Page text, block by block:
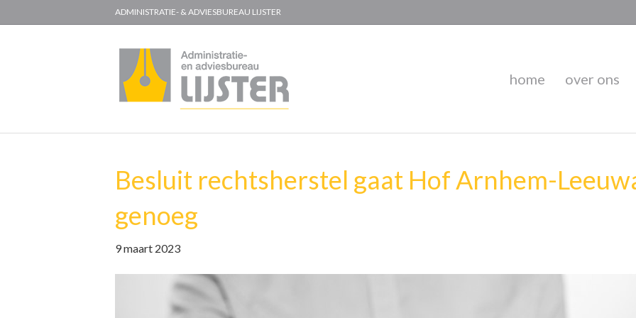
ADMINISTRATIE- & ADVIESBUREAU LIJSTER
home over ons
Besluit rechtsherstel gaat Hof Arnhem-
genoeg
9 maart 2023